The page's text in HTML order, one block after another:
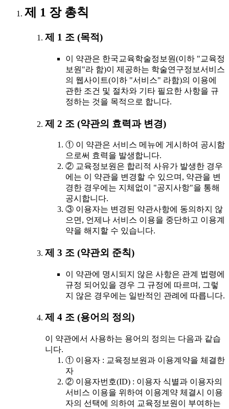
제 1 장 총칙
제 1 조 (목적)
이 약관은 한국교육학술정보원(이하 "교육정
보원"라 함)이 제공하는 학술연구정보서비스
의 웹사이트(이하 "서비스" 라함)의 이용에
관한 조건 및 절차와 기타 필요한 사항을 규
정하는 것을 목적으로 합니다.
제 2 조 (약관의 효력과 변경)
① 이 약관은 서비스 메뉴에 게시하여 공시함
으로써 효력을 발생합니다.
② 교육정보원은 합리적 사유가 발생한 경우
에는 이 약관을 변경할 수 있으며, 약관을 변
경한 경우에는 지체없이 "공지사항"을 통해
공시합니다.
③ 이용자는 변경된 약관사항에 동의하지 않
으면, 언제나 서비스 이용을 중단하고 이용계
약을 해지할 수 있습니다.
제 3 조 (약관외 준칙)
이 약관에 명시되지 않은 사항은 관계 법령에
규정 되어있을 경우 그 규정에 따르며, 그렇
지 않은 경우에는 일반적인 관례에 따릅니다.
제 4 조 (용어의 정의)
이 약관에서 사용하는 용어의 정의는 다음과 같습
니다.
① 이용자 : 교육정보원과 이용계약을 체결한
자
② 이용자번호(ID) : 이용자 식별과 이용자의
서비스 이용을 위하여 이용계약 체결시 이용
자의 선택에 의하여 교육정보원이 부여하는